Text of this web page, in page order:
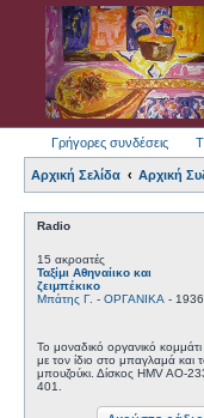
Γρήγορες συνδέσεις
Αρχική Σελίδα Αρχική
Radio
15 ακροατές
Ταξίμι Αθηναίικο και
ζειμπέκικο
Μπάτης Γ. - ΟΡΓΑΝΙΚΑ - 1936
Το μοναδικό οργανικό
με τον ίδιο στο μπαγλαμά και
μπουζούκι. Δίσκος HMV AO-
401.